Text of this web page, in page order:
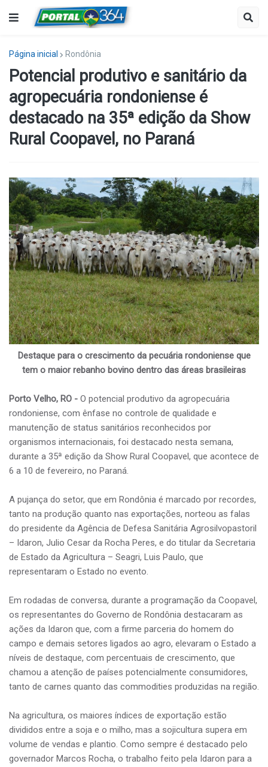
Página inicial Rondônia
Potencial produtivo e sanitário da
agropecuária rondoniense é
destacado na 35ª edição da Show
Rural Coopavel, no Paraná
Destaque para o crescimento da pecuária rondoniense que
tem o maior rebanho bovino dentro das áreas brasileiras
Porto Velho, RO - O potencial produtivo da agropecuária
rondoniense, com ênfase no controle de qualidade e
manutenção de status sanitários reconhecidos por
organismos internacionais, foi destacado nesta semana,
durante a 35ª edição da Show Rural Coopavel, que acontece de
6 a 10 de fevereiro, no Paraná.
A pujança do setor, que em Rondônia é marcado por recordes,
tanto na produção quanto nas exportações, norteou as falas
do presidente da Agência de Defesa Sanitária Agrosilvopastoril
– Idaron, Julio Cesar da Rocha Peres, e do titular da Secretaria
de Estado da Agricultura – Seagri, Luis Paulo, que
representaram o Estado no evento.
Em rodadas de conversa, durante a programação da Coopavel,
os representantes do Governo de Rondônia destacaram as
ações da Idaron que, com a firme parceria do homem do
campo e demais setores ligados ao agro, elevaram o Estado a
níveis de destaque, com percentuais de crescimento, que
chamou a atenção de países potencialmente consumidores,
tanto de carnes quanto das commodities produzidas na região.
Na agricultura, os maiores índices de exportação estão
divididos entre a soja e o milho, mas a sojicultura supera em
volume de vendas e plantio. Como sempre é destacado pelo
governador Marcos Rocha, o trabalho feito pela Idaron para a